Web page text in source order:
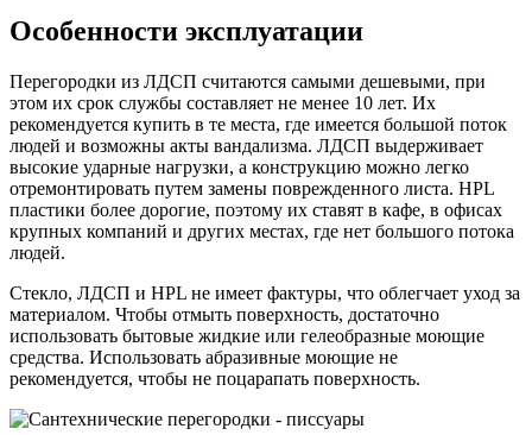
Особенности эксплуатации
Перегородки из ЛДСП считаются самыми дешевыми, при
этом их срок службы составляет не менее 10 лет. Их
рекомендуется купить в те места, где имеется большой поток
людей и возможны акты вандализма. ЛДСП выдерживает
высокие ударные нагрузки, а конструкцию можно легко
отремонтировать путем замены поврежденного листа. HPL
пластики более дорогие, поэтому их ставят в кафе, в офисах
крупных компаний и других местах, где нет большого потока
людей.
Стекло, ЛДСП и HPL не имеет фактуры, что облегчает уход за
материалом. Чтобы отмыть поверхность, достаточно
использовать бытовые жидкие или гелеобразные моющие
средства. Использовать абразивные моющие не
рекомендуется, чтобы не поцарапать поверхность.